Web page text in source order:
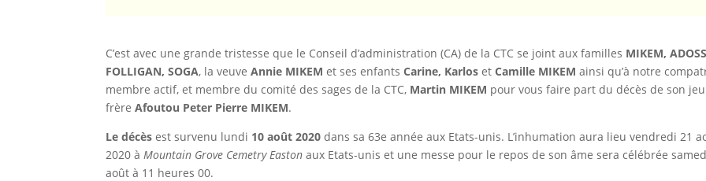
C’est avec une grande tristesse que le Conseil d’administration (CA) de la CTC se joint aux familles MIKEM,
FOLLIGAN, SOGA, la veuveAnnie MIKEM et ses enfantsCarine, Karlos etCamille MIKEM ainsi qu’à notre
membre actif, et membre du comité des sages de la CTC, Martin MIKEM pour vous faire part du décès de son
frèreAfoutou Peter Pierre MIKEM.
Le décès est survenu lundi 10 août 2020 dans sa 63e année aux Etats-unis. L’inhumation aura lieu vendredi 21
2020 à Mountain Grove Cemetry Easton aux Etats-unis et une messe pour le repos de son âme sera célébrée
août à 11 heures 00.